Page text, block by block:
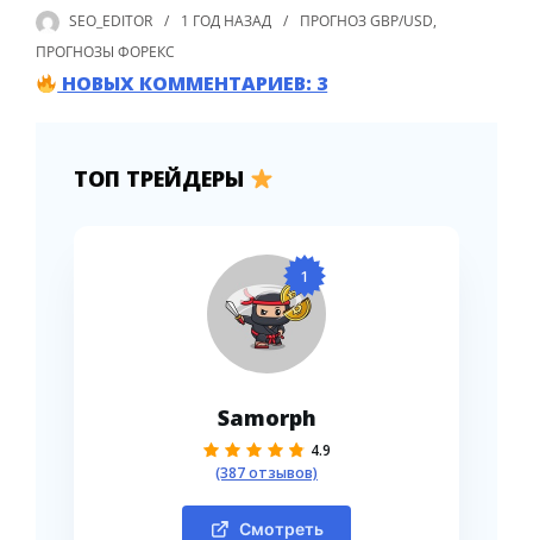
SEO_EDITOR 1 ГОД НАЗАД ПРОГНОЗ GBP/USD,
ПРОГНОЗЫ ФОРЕКС
НОВЫХ КОММЕНТАРИЕВ: 3
ТОП ТРЕЙДЕРЫ
1
Samorph
4.9
(387 отзывов)
Смотреть